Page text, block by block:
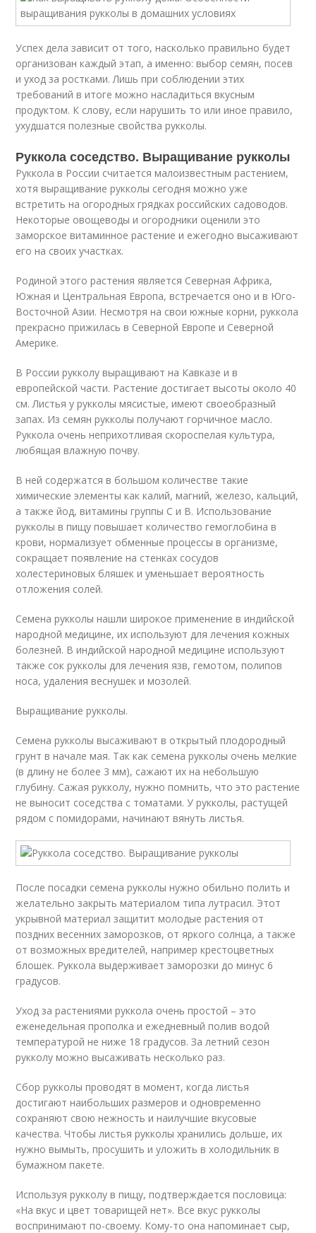
Успех дела зависит от того, насколько правильно будет
организован каждый этап, а именно: выбор семян, посев
и уход за ростками. Лишь при соблюдении этих
требований в итоге можно насладиться вкусным
продуктом. К слову, если нарушить то или иное правило,
ухудшатся полезные свойства рукколы.
Руккола соседство. Выращивание рукколы
Руккола в России считается малоизвестным растением,
хотя выращивание рукколы сегодня можно уже
встретить на огородных грядках российских садоводов.
Некоторые овощеводы и огородники оценили это
заморское витаминное растение и ежегодно высаживают
его на своих участках.
Родиной этого растения является Северная Африка,
Южная и Центральная Европа, встречается оно и в Юго-
Восточной Азии. Несмотря на свои южные корни, руккола
прекрасно прижилась в Северной Европе и Северной
Америке.
В России рукколу выращивают на Кавказе и в
европейской части. Растение достигает высоты около 40
см. Листья у рукколы мясистые, имеют своеобразный
запах. Из семян рукколы получают горчичное масло.
Руккола очень неприхотливая скороспелая культура,
любящая влажную почву.
В ней содержатся в большом количестве такие
химические элементы как калий, магний, железо, кальций,
а также йод, витамины группы С и В. Использование
рукколы в пищу повышает количество гемоглобина в
крови, нормализует обменные процессы в организме,
сокращает появление на стенках сосудов
холестериновых бляшек и уменьшает вероятность
отложения солей.
Семена рукколы нашли широкое применение в индийской
народной медицине, их используют для лечения кожных
болезней. В индийской народной медицине используют
также сок рукколы для лечения язв, гемотом, полипов
носа, удаления веснушек и мозолей.
Выращивание рукколы.
Семена рукколы высаживают в открытый плодородный
грунт в начале мая. Так как семена рукколы очень мелкие
(в длину не более 3 мм), сажают их на небольшую
глубину. Сажая рукколу, нужно помнить, что это растение
не выносит соседства с томатами. У рукколы, растущей
рядом с помидорами, начинают вянуть листья.
После посадки семена рукколы нужно обильно полить и
желательно закрыть материалом типа лутрасил. Этот
укрывной материал защитит молодые растения от
поздних весенних заморозков, от яркого солнца, а также
от возможных вредителей, например крестоцветных
блошек. Руккола выдерживает заморозки до минус 6
градусов.
Уход за растениями руккола очень простой – это
еженедельная прополка и ежедневный полив водой
температурой не ниже 18 градусов. За летний сезон
рукколу можно высаживать несколько раз.
Сбор рукколы проводят в момент, когда листья
достигают наибольших размеров и одновременно
сохраняют свою нежность и наилучшие вкусовые
качества. Чтобы листья рукколы хранились дольше, их
нужно вымыть, просушить и уложить в холодильник в
бумажном пакете.
Используя рукколу в пищу, подтверждается пословица:
«На вкус и цвет товарищей нет». Все вкус рукколы
воспринимают по-своему. Кому-то она напоминает сыр,